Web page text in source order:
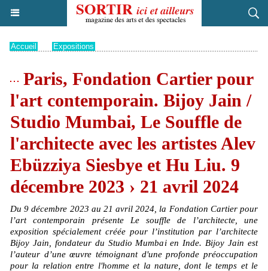
Accueil Expositions
Paris, Fondation Cartier pour
l'art contemporain. Bijoy Jain /
Studio Mumbai, Le Souffle de
l'architecte avec les artistes Alev
Ebüzziya Siesbye et Hu Liu. 9
décembre 2023 › 21 avril 2024
Du 9 décembre 2023 au 21 avril 2024, la Fondation Cartier pour
l’art contemporain présente Le souffle de l’architecte, une
exposition spécialement créée pour l’institution par l’architecte
Bijoy Jain, fondateur du Studio Mumbai en Inde. Bijoy Jain est
l’auteur d’une œuvre témoignant d'une profonde préoccupation
pour la relation entre l'homme et la nature, dont le temps et le